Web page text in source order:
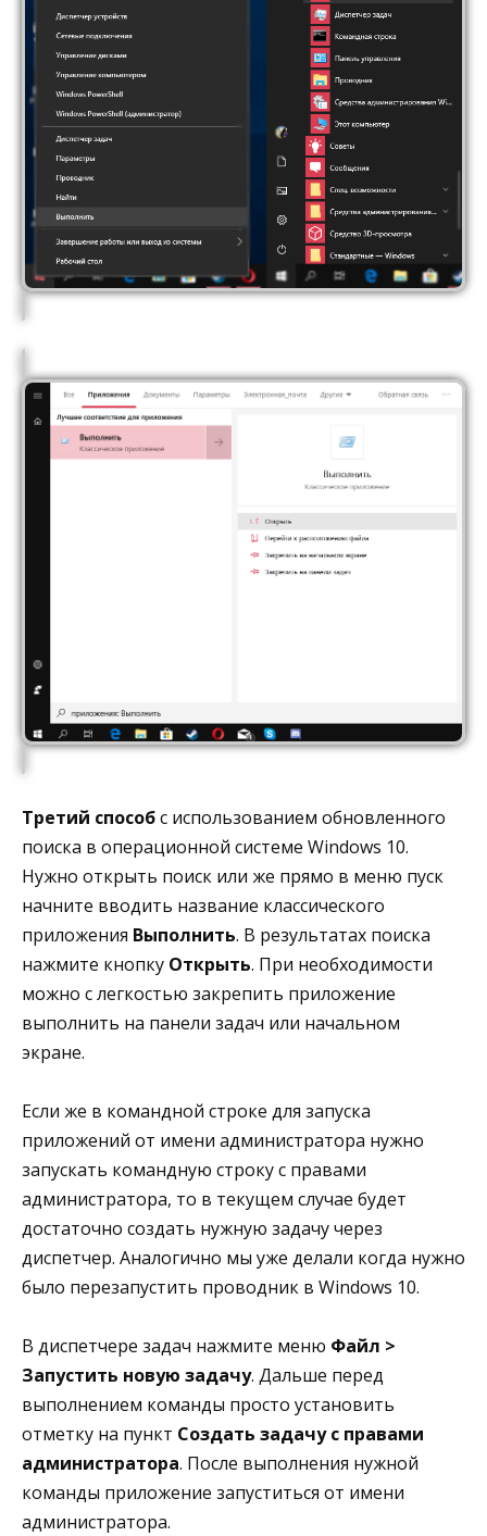
Третий способс использованием обновленного
поиска в операционной системе Windows 10.
Нужно открыть поиск или же прямо в меню пуск
начните вводить название классического
приложения Выполнить. В результатах поиска
нажмите кнопку Открыть. При необходимости
можно с легкостью закрепить приложение
выполнить на панели задач или начальном
экране.
Если же в командной строке для запуска
приложений от имени администратора нужно
запускать командную строку с правами
администратора, то в текущем случае будет
достаточно создать нужную задачу через
диспетчер. Аналогично мы уже делали когда нужно
было перезапустить проводник в Windows 10.
В диспетчере задач нажмите меню Файл >
Запустить новую задачу. Дальше перед
выполнением команды просто установить
отметку на пункт Создать задачу с правами
администратора. После выполнения нужной
команды приложение запуститься от имени
администратора.